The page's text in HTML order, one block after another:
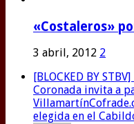
«Costaleros»
3 abril, 2012 2
[BLOCKED BY
Coronada invita a
elegida en el